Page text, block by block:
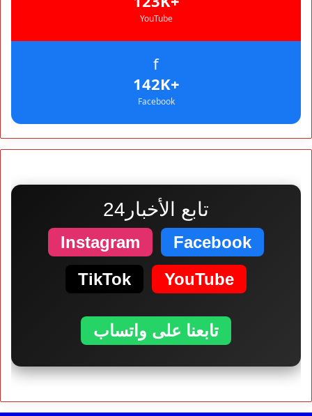
YouTube
f
+142K
Facebook
تابع الأخبار24
Facebook
Instagram
YouTube
TikTok
تابعنا على واتساب